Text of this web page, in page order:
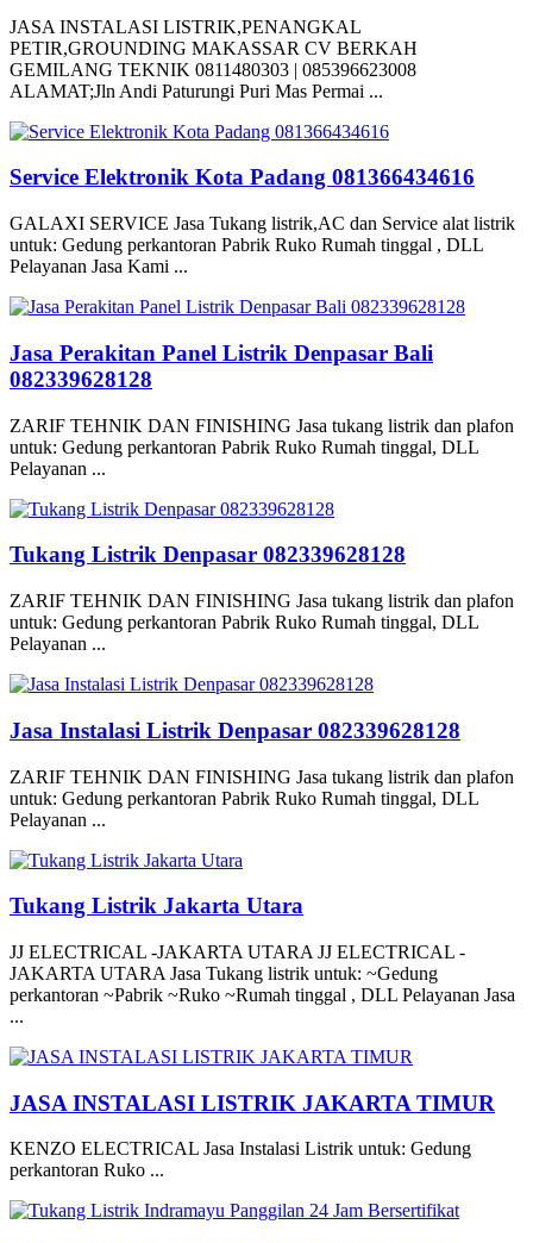
JASA INSTALASI LISTRIK,PENANGKAL
PETIR,GROUNDING MAKASSAR CV BERKAH
GEMILANG TEKNIK 0811480303 | 085396623008
ALAMAT;Jln Andi Paturungi Puri Mas Permai ...
Service Elektronik Kota Padang 081366434616
GALAXI SERVICE Jasa Tukang listrik,AC dan Service alat listrik
untuk: Gedung perkantoran Pabrik Ruko Rumah tinggal , DLL
Pelayanan Jasa Kami ...
Jasa Perakitan Panel Listrik Denpasar Bali
082339628128
ZARIF TEHNIK DAN FINISHING Jasa tukang listrik dan plafon
untuk: Gedung perkantoran Pabrik Ruko Rumah tinggal, DLL
Pelayanan ...
Tukang Listrik Denpasar 082339628128
ZARIF TEHNIK DAN FINISHING Jasa tukang listrik dan plafon
untuk: Gedung perkantoran Pabrik Ruko Rumah tinggal, DLL
Pelayanan ...
Jasa Instalasi Listrik Denpasar 082339628128
ZARIF TEHNIK DAN FINISHING Jasa tukang listrik dan plafon
untuk: Gedung perkantoran Pabrik Ruko Rumah tinggal, DLL
Pelayanan ...
Tukang Listrik Jakarta Utara
JJ ELECTRICAL -JAKARTA UTARA JJ ELECTRICAL -
JAKARTA UTARA Jasa Tukang listrik untuk: ~Gedung
perkantoran ~Pabrik ~Ruko ~Rumah tinggal , DLL Pelayanan Jasa
...
JASA INSTALASI LISTRIK JAKARTA TIMUR
KENZO ELECTRICAL Jasa Instalasi Listrik untuk: Gedung
perkantoran Ruko ...